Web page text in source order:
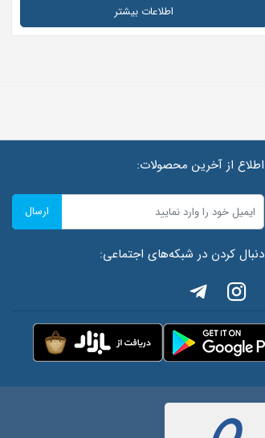
اطلاعات بیشتر
اطلاع از آخرین محصولات:
ارسال
دنبال کردن در شبکه‌های اجتماعی: